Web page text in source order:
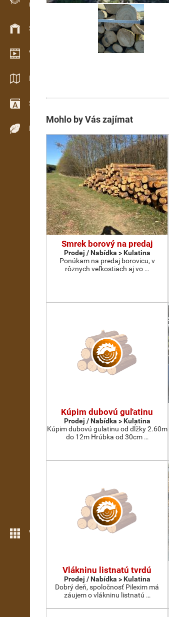
Evidence dřeva v terénu
Skladové hospodářství
Video showroom
Katalogy / Brožury
Slovník
Dřeviny
Více možností
Mohlo by Vás zajímat
Smrek borový na predaj
Prodej / Nabídka > Kulatina
Ponúkam na predaj borovicu, v
rôznych veľkostiach aj vo …
Kúpim dubovú guľatinu
Prodej / Nabídka > Kulatina
Kúpim dubovú gulatinu od dĺžky 2.60m
do 12m Hrúbka od 30cm …
Vlákninu listnatú tvrdú
Prodej / Nabídka > Kulatina
Dobrý deň, spoločnosť Pilexim má
záujem o vlákninu listnatú …